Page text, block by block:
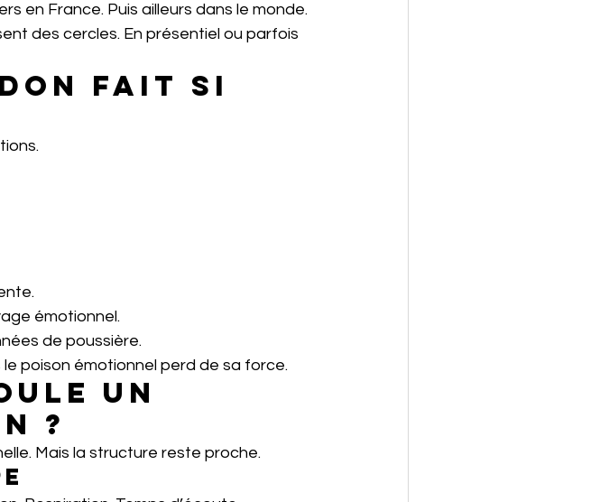
en France. Puis ailleurs dans le monde.
des cercles. En présentiel ou parfois
fait si
émotionnel.
de poussière.
poison émotionnel perd de sa force.
un
?
Mais la structure reste proche.